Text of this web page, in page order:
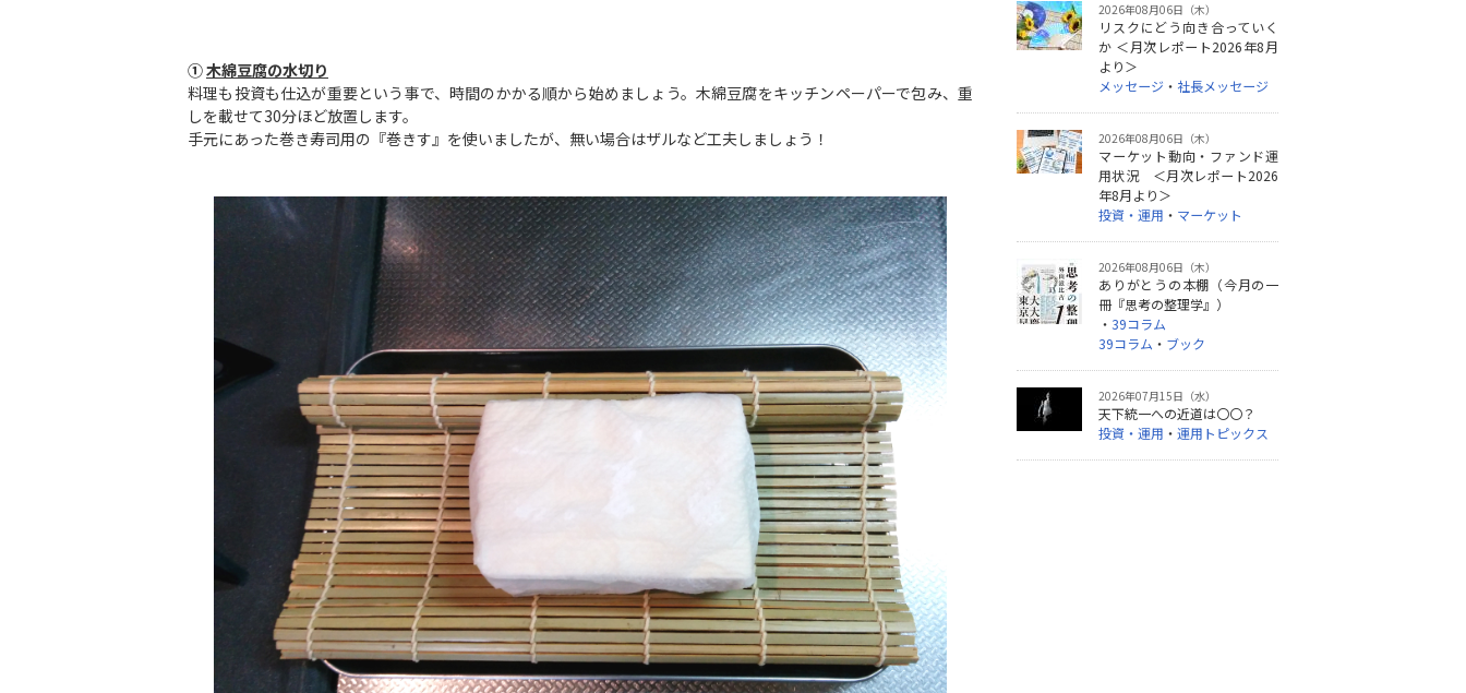
①木綿豆腐の水切り
料理も投資も仕込が重要という事で、時間のかかる順から始めましょう。木綿豆腐をキッチンペーパーで包み、重
しを載せて30分ほど放置します。
手元にあった巻き寿司用の『巻きす』を使いましたが、無い場合はザルなど工夫しましょう！
2026年08月06日（木）
リスクにどう向き合っていく
か ＜月次レポート2026年8月
より＞
メッセージ ・ 社長メッセージ
2026年08月06日（木）
マーケット動向・ファンド運
用状況 ＜月次レポート2026
年8月より＞
投資・運用 ・ マーケット
2026年08月06日（木）
ありがとうの本棚（今月の一
冊『思考の整理学』）
・ 39コラム
39コラム ・ ブック
2026年07月15日（水）
天下統一への近道は〇〇？
投資・運用 ・ 運用トピックス